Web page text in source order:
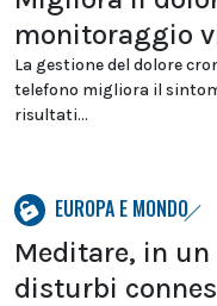
monitoraggio
La gestione del dolore
telefono migliora il
risultati...
EUROPA E MONDO
Meditare, in
disturbi